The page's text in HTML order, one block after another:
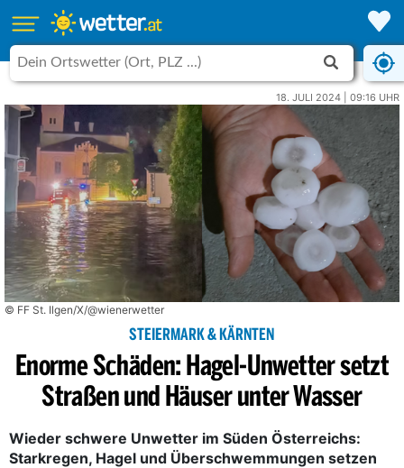
18. JULI 2024 | 09:16 UHR
© FF St. Ilgen/X/@wienerwetter
STEIERMARK & KÄRNTEN
Enorme Schäden: Hagel-Unwetter setzt
Straßen und Häuser unter Wasser
Wieder schwere Unwetter im Süden Österreichs:
Starkregen, Hagel und Überschwemmungen setzen